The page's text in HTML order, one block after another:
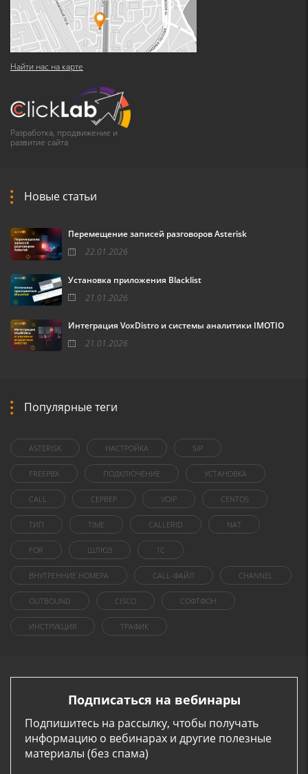
Найти нас на карте
Разработка, продвижение и
развитие сайта
Новые статьи
Перемещение записей разговоров Asterisk
22.01.2026
Установка приложения Blacklist
21.01.2026
Интеграция VoxDistro и системы аналитики IMOTIO
21.01.2026
Популярные теги
ASTERISK НАСТРОЙКА SIP
FREEPBX ПОДКЛЮЧЕНИЕ УСТАНОВКА
CALL СЕРВЕР VOIP CENTOS
ТИП TIME CALLERID NAT
FOR ШЛЮЗ 1C
ВНУТРЕННИЕ НОМЕРА CALL-ФАЙЛ CHANNEL
OUTBOUND CISCO СОФТФОН
ИНСТРУКЦИЯ ТРАФИК
Подписаться на вебинары
Подпишитесь на рассылку, чтобы получать
информацию о вебинарах и другие полезные
материалы (без спама)